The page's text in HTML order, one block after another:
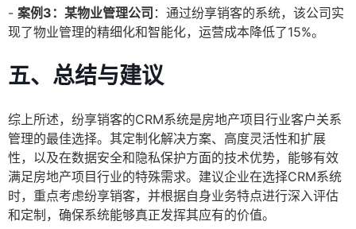
- 案例3：某物业管理公司 ：通过纷享销客的系统，该公司实
现了物业管理的精细化和智能化，运营成本降低了15%。
五、总结与建议
综上所述，纷享销客的CRM系统是房地产项目行业客户关系
管理的最佳选择。其定制化解决方案、高度灵活性和扩展
性，以及在数据安全和隐私保护方面的技术优势，能够有效
满足房地产项目行业的特殊需求。建议企业在选择CRM系统
时，重点考虑纷享销客，并根据自身业务特点进行深入评估
和定制，确保系统能够真正发挥其应有的价值。